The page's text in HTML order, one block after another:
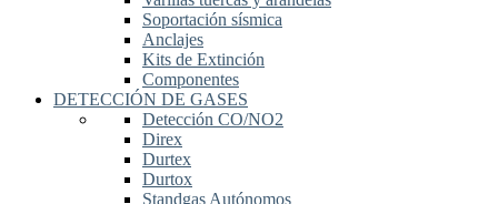
Soportación sísmica
Anclajes
Kits de Extinción
Componentes
DETECCIÓN DE GASES
Detección CO/NO2
Direx
Durtex
Durtox
Standgas Autónomos